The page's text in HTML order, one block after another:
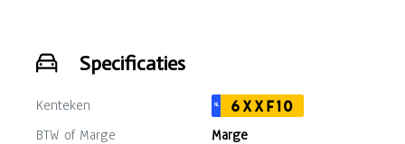
Specificaties
Kenteken NL
6XXF10
BTW of Marge
Marge